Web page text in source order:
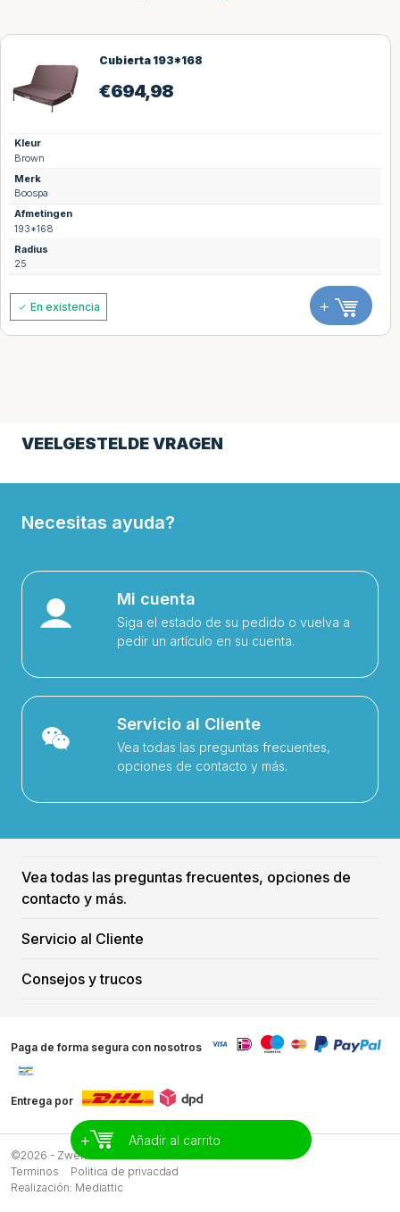
Cubierta 193*168
€694,98
Kleur
Brown
Merk
Boospa
Afmetingen
193*168
Radius
25
En existencia +
VEELGESTELDE VRAGEN
+ Añadir al carrito
Necesitas ayuda?
Mi cuenta
Siga el estado de su pedido o vuelva a
pedir un artículo en su cuenta.
Servicio al Cliente
Vea todas las preguntas frecuentes,
opciones de contacto y más.
Vea todas las preguntas frecuentes, opciones de
contacto y más.
Servicio al Cliente
Consejos y trucos
Paga de forma segura con nosotros
Entrega por
©2026 - Zwemreus
Terminos
Politica de privacdad
Realización: Mediattic